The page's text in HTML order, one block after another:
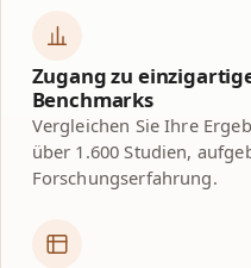
Zugang zu
Benchmarks
Vergleichen Sie Ihre
über 1.600 Studien,
Forschungserfahrung.